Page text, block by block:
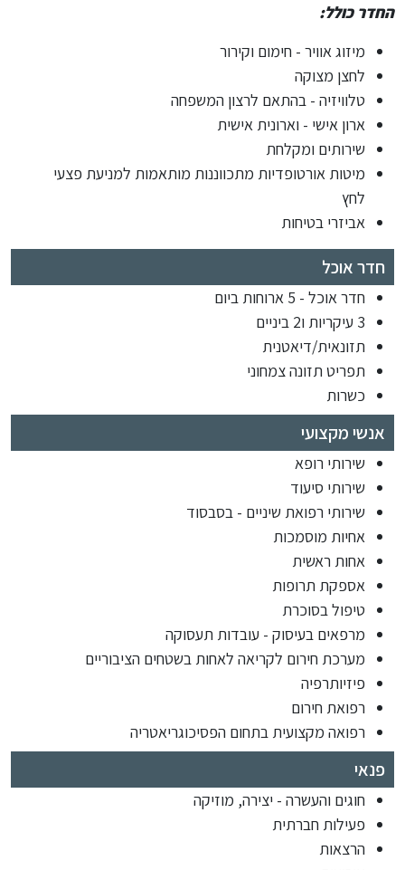
החדר כולל:
מיזוג אוויר - חימום וקירור
לחצן מצוקה
טלוויזיה - בהתאם לרצון המשפחה
ארון אישי - וארונית אישית
שירותים ומקלחת
מיטות אורטופדיות מתכווננות מותאמות למניעת פצעי
לחץ
אביזרי בטיחות
חדר אוכל
חדר אוכל - 5 ארוחות ביום
3 עיקריות ו2 ביניים
תזונאית/דיאטנית
תפריט תזונה צמחוני
כשרות
אנשי מקצועי
שירותי רופא
שירותי סיעוד
שירותי רפואת שיניים - בסבסוד
אחיות מוסמכות
אחות ראשית
אספקת תרופות
טיפול בסוכרת
מרפאים בעיסוק - עובדות תעסוקה
מערכת חירום לקריאה לאחות בשטחים הציבוריים
פיזיותרפיה
רפואת חירום
רפואה מקצועית בתחום הפסיכוגריאטריה
פנאי
חוגים והעשרה - יצירה, מוזיקה
פעילות חברתית
הרצאות